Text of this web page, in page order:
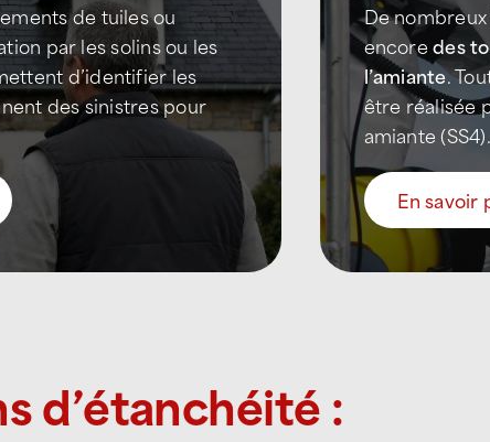
de tuiles ou
par les solins ou les
d’identifier les
des sinistres pour
De
encoredes
l’amiante.
être réalisée
amiante (SS4).
En savoir
d’étanchéité :